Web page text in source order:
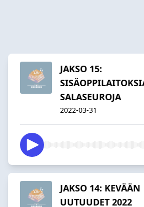
JAKSO 15:
SALASEUROJA
2022-03-31
JAKSO 14: KEVÄÄN
UUTUUDET 2022